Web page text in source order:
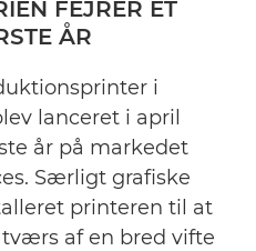
Pressemeddelelser – Canons pressecenter
FEJRER ET
ÅR
i
lanceret i april
år på markedet
Særligt grafiske
printeren til at
af en bred vifte